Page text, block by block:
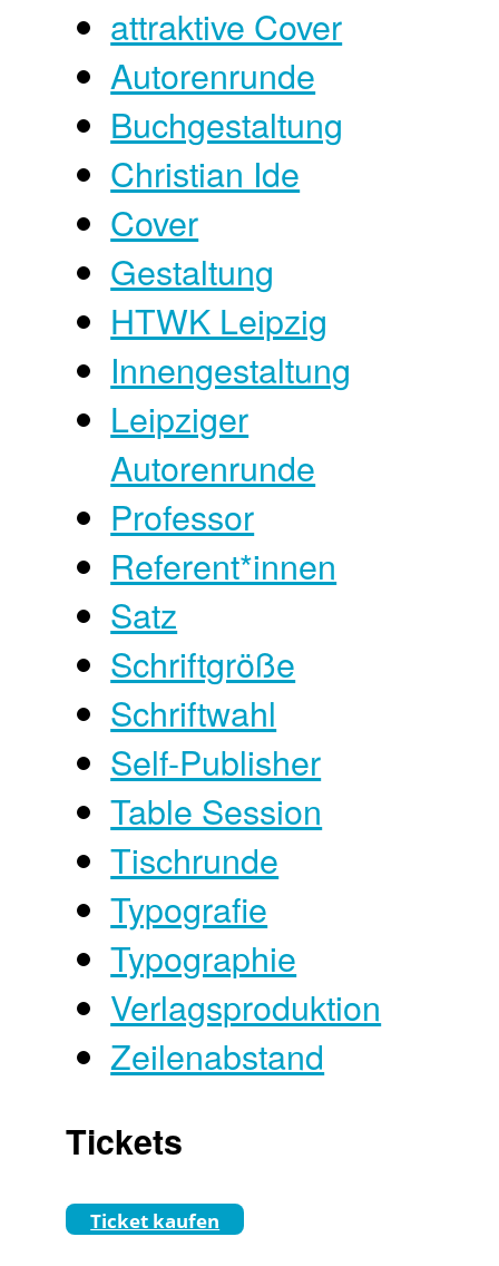
attraktive Cover
Autorenrunde
Buchgestaltung
Christian Ide
Cover
Gestaltung
HTWK Leipzig
Innengestaltung
Leipziger
Autorenrunde
Professor
Referent*innen
Satz
Schriftgröße
Schriftwahl
Self-Publisher
Table Session
Tischrunde
Typografie
Typographie
Verlagsproduktion
Zeilenabstand
Tickets
Ticket kaufen